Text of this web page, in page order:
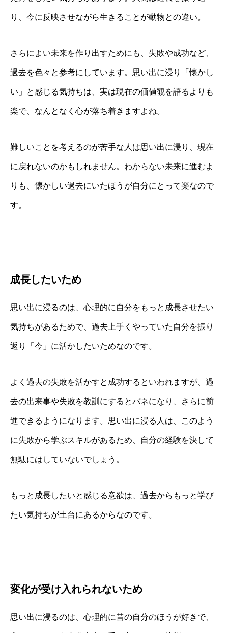
り、今に反映させながら生きることが動物との違い。
さらによい未来を作り出すためにも、失敗や成功など、
過去を色々と参考にしています。思い出に浸り「懐かし
い」と感じる気持ちは、実は現在の価値観を語るよりも
楽で、なんとなく心が落ち着きますよね。
難しいことを考えるのが苦手な人は思い出に浸り、現在
に戻れないのかもしれません。わからない未来に進むよ
りも、懐かしい過去にいたほうが自分にとって楽なので
す。
成長したいため
思い出に浸るのは、心理的に自分をもっと成長させたい
気持ちがあるためで、過去上手くやっていた自分を振り
返り「今」に活かしたいためなのです。
よく過去の失敗を活かすと成功するといわれますが、過
去の出来事や失敗を教訓にするとバネになり、さらに前
進できるようになります。思い出に浸る人は、このよう
に失敗から学ぶスキルがあるため、自分の経験を決して
無駄にはしていないでしょう。
もっと成長したいと感じる意欲は、過去からもっと学び
たい気持ちが土台にあるからなのです。
変化が受け入れられないため
思い出に浸るのは、心理的に昔の自分のほうが好きで、